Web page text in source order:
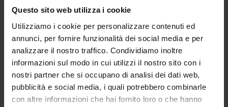
Questo sito web utilizza i cookie
Utilizziamo i cookie per personalizzare contenuti ed
annunci, per fornire funzionalità dei social media e per
analizzare il nostro traffico. Condividiamo inoltre
informazioni sul modo in cui utilizzi il nostro sito con i
nostri partner che si occupano di analisi dei dati web,
pubblicità e social media, i quali potrebbero combinarle
con altre informazioni che hai fornito loro o che hanno
info@laperlacorvara.it
Metodo di valutazione
Questa dichiarazione è stata redatta
tramite un’autovalutazione interna. I